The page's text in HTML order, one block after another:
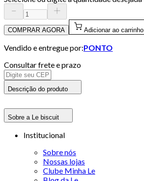
COMPRAR AGORA Adicionar ao carrinho
Vendido e entregue por:PONTO
Consultar frete e prazo
Descrição do produto
Sobre a Le biscuit
Institucional
Sobre nós
Nossas lojas
Clube Minha Le